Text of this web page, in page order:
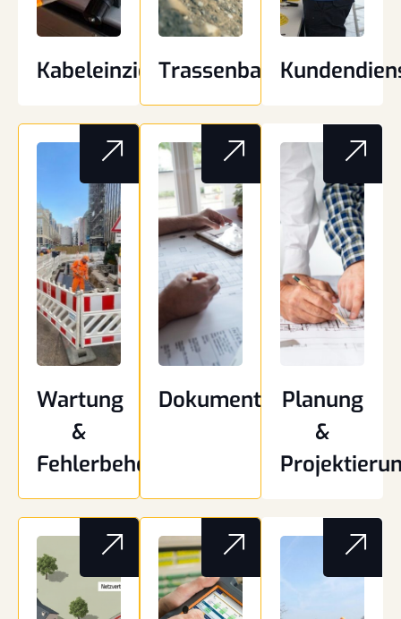
Kabeleinziehtechnik
Trassenbau
Wartung
&
Fehlerbehebung
DokumentationPlanung
&